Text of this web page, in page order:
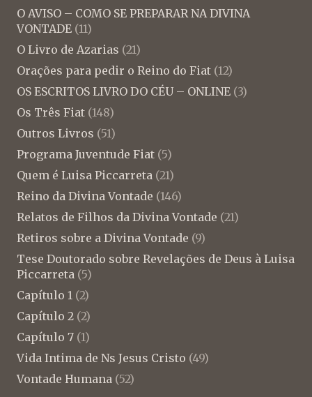
O AVISO – COMO SE PREPARAR NA DIVINA
VONTADE (11)
O Livro de Azarias (21)
Orações para pedir o Reino do Fiat (12)
OS ESCRITOS LIVRO DO CÉU – ONLINE (3)
Os Três Fiat (148)
Outros Livros (51)
Programa Juventude Fiat (5)
Quem é Luisa Piccarreta (21)
Reino da Divina Vontade (146)
Relatos de Filhos da Divina Vontade (21)
Retiros sobre a Divina Vontade (9)
Tese Doutorado sobre Revelações de Deus à Luisa
Piccarreta (5)
Capítulo 1 (2)
Capítulo 2 (2)
Capítulo 7 (1)
Vida Intima de Ns Jesus Cristo (49)
Vontade Humana (52)